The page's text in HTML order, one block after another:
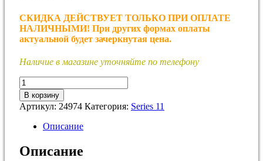
составляла
32
990 ₽.
29
590 ₽.
СКИДКА ДЕЙСТВУЕТ ТОЛЬКО ПРИ ОПЛАТЕ
НАЛИЧНЫМИ! При других формах оплаты
актуальной будет зачеркнутая цена.
Наличие в магазине уточняйте по телефону
Количество
товара
Apple
Watch
Series
42mm
Jet
В корзину
Артикул: 24974 Категория: Series 11
Описание
Описание